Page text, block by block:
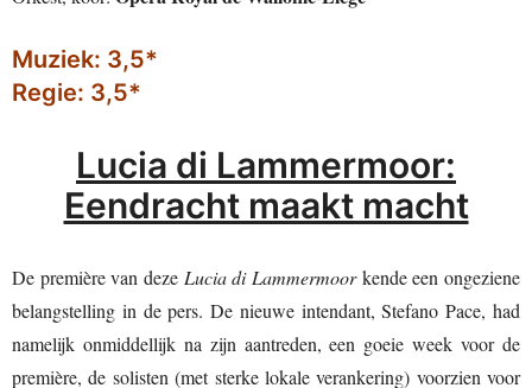
Muziek: 3,5*
Regie: 3,5*
Lucia di Lammermoor:
Eendracht maakt macht
De première van deze Lucia di Lammermoorkende een ongeziene
belangstelling in de pers. De nieuwe intendant, Stefano Pace, had
namelijk onmiddellijk na zijn aantreden, een goeie week voor de
première, de solisten (met sterke lokale verankering) voorzien voor